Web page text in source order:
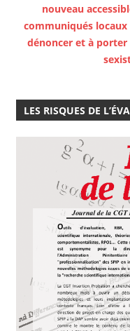
nouveau
communiqués locaux
dénoncer et à porter
LES RISQUES DE